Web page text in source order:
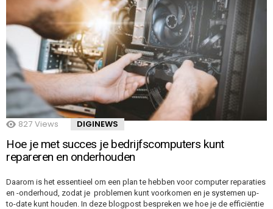
827 Views DIGINEWS
Hoe je met succes je bedrijfscomputers kunt
repareren en onderhouden
Daarom is het essentieel om een plan te hebben voor computer reparaties
en -onderhoud, zodat je problemen kunt voorkomen en je systemen up-
to-date kunt houden. In deze blogpost bespreken we hoe je de efficiëntie